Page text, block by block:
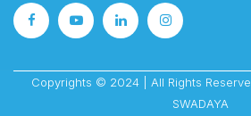
Copyrights © 2024 | All Rights
SWADAYA